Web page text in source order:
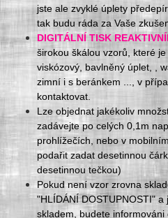
jste ale zvyklé úplety
tak budu ráda za Vaše
DIGITÁLNÍ TISK
širokou škálou vzorů, které
viskózový, bavlněný úplet, ,
zimní i s beránkem ..., v
kontaktovat.
Lze objednat jakékoliv
zadávejte po celých 0,1m
prohlížečích, nebo v
podařit zadat desetinnou
desetinnou tečkou)
Pokud není vzor zrovna
"HLÍDÁNÍ DOSTUPNOSTI"
skladem, budete informováni